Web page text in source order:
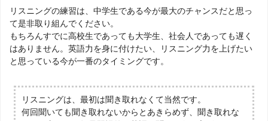
リスニングの練習は、中学生である今が最大のチャンスだと思っ
て是非取り組んでください。
もちろんすでに高校生であっても大学生、社会人であっても遅く
はありません。英語力を身に付けたい、リスニング力を上げたい
と思っている今が一番のタイミングです。
リスニングは、最初は聞き取れなくて当然です。
何回聞いても聞き取れないからとあきらめず、聞き取れな